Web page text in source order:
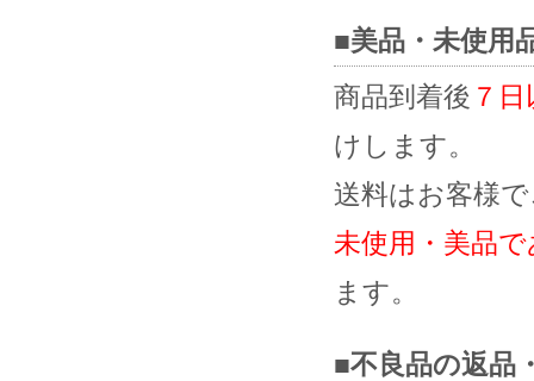
■美品・未使用
商品到着後 ７
けします。
送料はお客様
未使用・美品
ます。
■不良品の返品